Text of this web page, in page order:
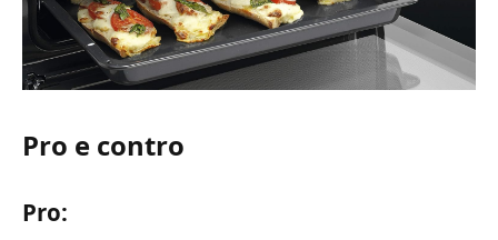
Pro e contro
Pro: